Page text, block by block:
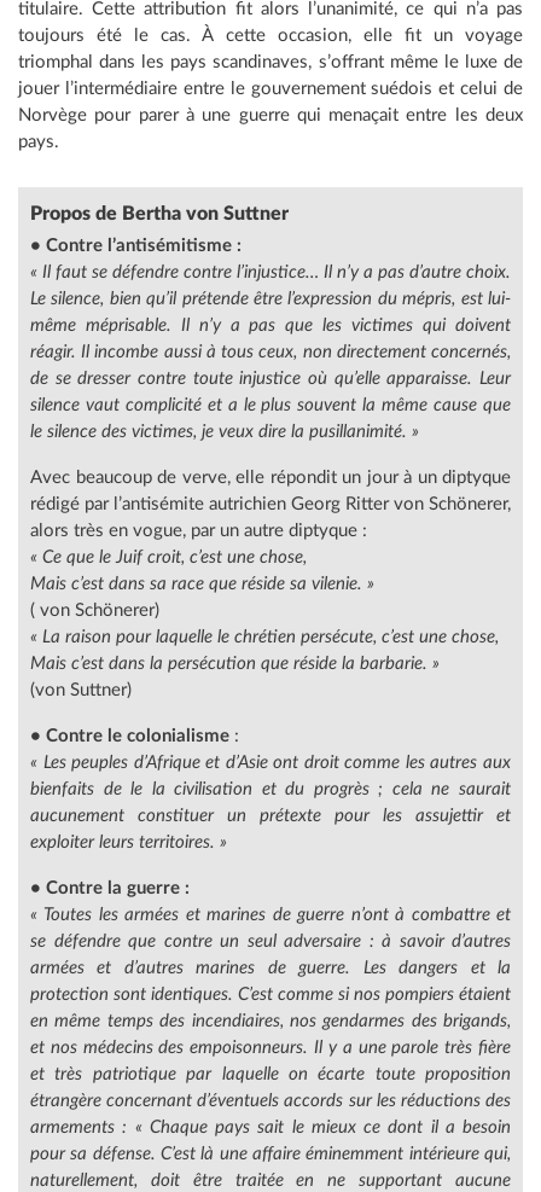
titulaire. Cette attribution fit alors l’unanimité, ce qui n’a pas
toujours été le cas. À cette occasion, elle fit un voyage
triomphal dans les pays scandinaves, s’offrant même le luxe de
jouer l’intermédiaire entre le gouvernement suédois et celui de
Norvège pour parer à une guerre qui menaçait entre les deux
pays.
Propos de Bertha von Suttner
• Contre l’antisémitisme :
« Il faut se défendre contre l’injustice… Il n’y a pas d’autre choix.
Le silence, bien qu’il prétende être l’expression du mépris, est lui-
même méprisable. Il n’y a pas que les victimes qui doivent
réagir. Il incombe aussi à tous ceux, non directement concernés,
de se dresser contre toute injustice où qu’elle apparaisse. Leur
silence vaut complicité et a le plus souvent la même cause que
le silence des victimes, je veux dire la pusillanimité. »
Avec beaucoup de verve, elle répondit un jour à un diptyque
rédigé par l’antisémite autrichien Georg Ritter von Schönerer,
alors très en vogue, par un autre diptyque :
« Ce que le Juif croit, c’est une chose,
Mais c’est dans sa race que réside sa vilenie. »
( von Schönerer)
« La raison pour laquelle le chrétien persécute, c’est une chose,
Mais c’est dans la persécution que réside la barbarie. »
(von Suttner)
• Contre le colonialisme :
« Les peuples d’Afrique et d’Asie ont droit comme les autres aux
bienfaits de le la civilisation et du progrès ; cela ne saurait
aucunement constituer un prétexte pour les assujettir et
exploiter leurs territoires. »
• Contre la guerre :
« Toutes les armées et marines de guerre n’ont à combattre et
se défendre que contre un seul adversaire : à savoir d’autres
armées et d’autres marines de guerre. Les dangers et la
protection sont identiques. C’est comme si nos pompiers étaient
en même temps des incendiaires, nos gendarmes des brigands,
et nos médecins des empoisonneurs. Il y a une parole très fière
et très patriotique par laquelle on écarte toute proposition
étrangère concernant d’éventuels accords sur les réductions des
armements : « Chaque pays sait le mieux ce dont il a besoin
pour sa défense. C’est là une affaire éminemment intérieure qui,
naturellement, doit être traitée en ne supportant aucune